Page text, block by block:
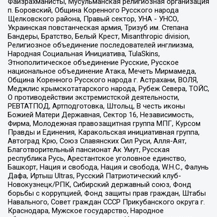
п. Боровский, Община Коренного Русского народа
Щелковского района, Правый сектор, УНА - УНСО,
Украинская повстанческая армия, Тризуб им. Степана
Бандеры, Братство, Белый Крест, Misanthropic division,
Религиозное объединение последователей инглиизма,
Народная Социальная Инициатива, TulaSkins,
Этнополитическое объединение Русские, Русское
национальное объединение Атака, Мечеть Мирмамеда,
Община Коренного Русского народа г. Астрахани, ВОЛЯ,
Меджлис крымскотатарского народа, Рубеж Севера, ТОЙС,
О противодействии экстремистской деятельности,
РЕВТАТПОД, Артподготовка, Штольц, В честь иконы
Божией Матери Державная, Сектор 16, Независимость,
Фирма, Молодежная правозащитная группа МПГ, Курсом
Правды и Единения, Каракольская инициативная группа,
Автоград Крю, Союз Славянских Сил Руси, Алля-Аят,
Благотворительный пансионат Ак Умут, Русская
республика Русь, Арестантское уголовное единство,
Башкорт, Нация и свобода, Нация и свобода, W.H.С., Фалунь
Дафа, Иртыш Ultras, Русский Патриотический клуб-
Новокузнецк/РПК, Сибирский державный союз, Фонд
борьбы с коррупцией, Фонд защиты прав граждан, Штабы
Навального, Совет граждан СССР Прикубанского округа г.
Краснодара, Мужское государство, Народное